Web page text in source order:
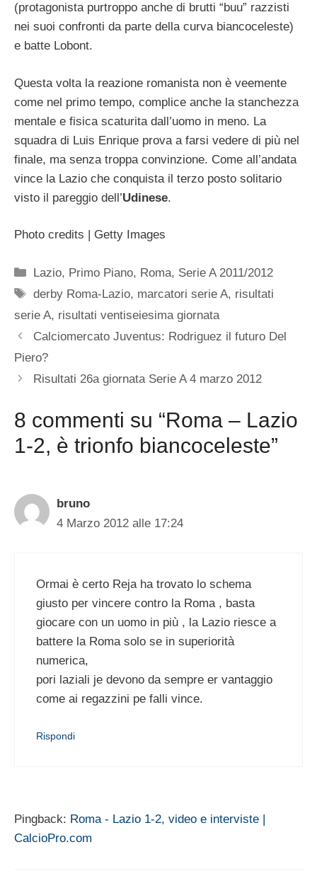
(protagonista purtroppo anche di brutti “buu” razzisti
nei suoi confronti da parte della curva biancoceleste)
e batte Lobont.
Questa volta la reazione romanista non è veemente
come nel primo tempo, complice anche la stanchezza
mentale e fisica scaturita dall’uomo in meno. La
squadra di Luis Enrique prova a farsi vedere di più nel
finale, ma senza troppa convinzione. Come all’andata
vince la Lazio che conquista il terzo posto solitario
visto il pareggio dell’Udinese.
Photo credits | Getty Images
Categorie
Lazio, Primo Piano, Roma, Serie A 2011/2012
Tag
derby Roma-Lazio, marcatori serie A, risultati
serie A, risultati ventiseiesima giornata
Calciomercato Juventus: Rodriguez il futuro Del
Piero?
Risultati 26a giornata Serie A 4 marzo 2012
8 commenti su “Roma – Lazio
1-2, è trionfo biancoceleste”
bruno
4 Marzo 2012 alle 17:24
Ormai è certo Reja ha trovato lo schema
giusto per vincere contro la Roma , basta
giocare con un uomo in più , la Lazio riesce a
battere la Roma solo se in superiorità
numerica,
pori laziali je devono da sempre er vantaggio
come ai regazzini pe falli vince.
Rispondi
Pingback: Roma - Lazio 1-2, video e interviste |
CalcioPro.com